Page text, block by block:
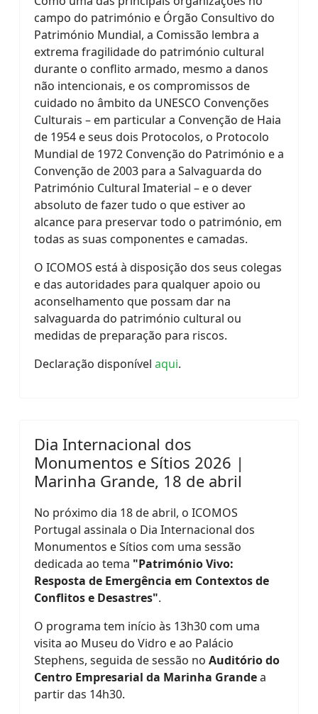
campo do património e Órgão Consultivo do
Património Mundial, a Comissão lembra a
extrema fragilidade do património cultural
durante o conflito armado, mesmo a danos
não intencionais, e os compromissos de
cuidado no âmbito da UNESCO Convenções
Culturais – em particular a Convenção de Haia
de 1954 e seus dois Protocolos, o Protocolo
Mundial de 1972 Convenção do Património e a
Convenção de 2003 para a Salvaguarda do
Património Cultural Imaterial – e o dever
absoluto de fazer tudo o que estiver ao
alcance para preservar todo o património, em
todas as suas componentes e camadas.
O ICOMOS está à disposição dos seus colegas
e das autoridades para qualquer apoio ou
aconselhamento que possam dar na
salvaguarda do património cultural ou
medidas de preparação para riscos.
Declaração disponível aqui.
Dia Internacional dos
Monumentos e Sítios 2026 |
Marinha Grande, 18 de abril
No próximo dia 18 de abril, o ICOMOS
Portugal assinala o Dia Internacional dos
Monumentos e Sítios com uma sessão
dedicada ao tema "Património Vivo:
Resposta de Emergência em Contextos de
Conflitos e Desastres".
O programa tem início às 13h30 com uma
visita ao Museu do Vidro e ao Palácio
Stephens, seguida de sessão no Auditório do
Centro Empresarial da Marinha Grandea
partir das 14h30.